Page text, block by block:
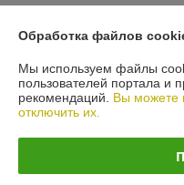
Доставка и оплата
График работы
Полная версия сайта
Политика обработки
Обработка файлов
Мы используем файлы
пользователей портала и
рекомендаций. Вы можете
отключить их.